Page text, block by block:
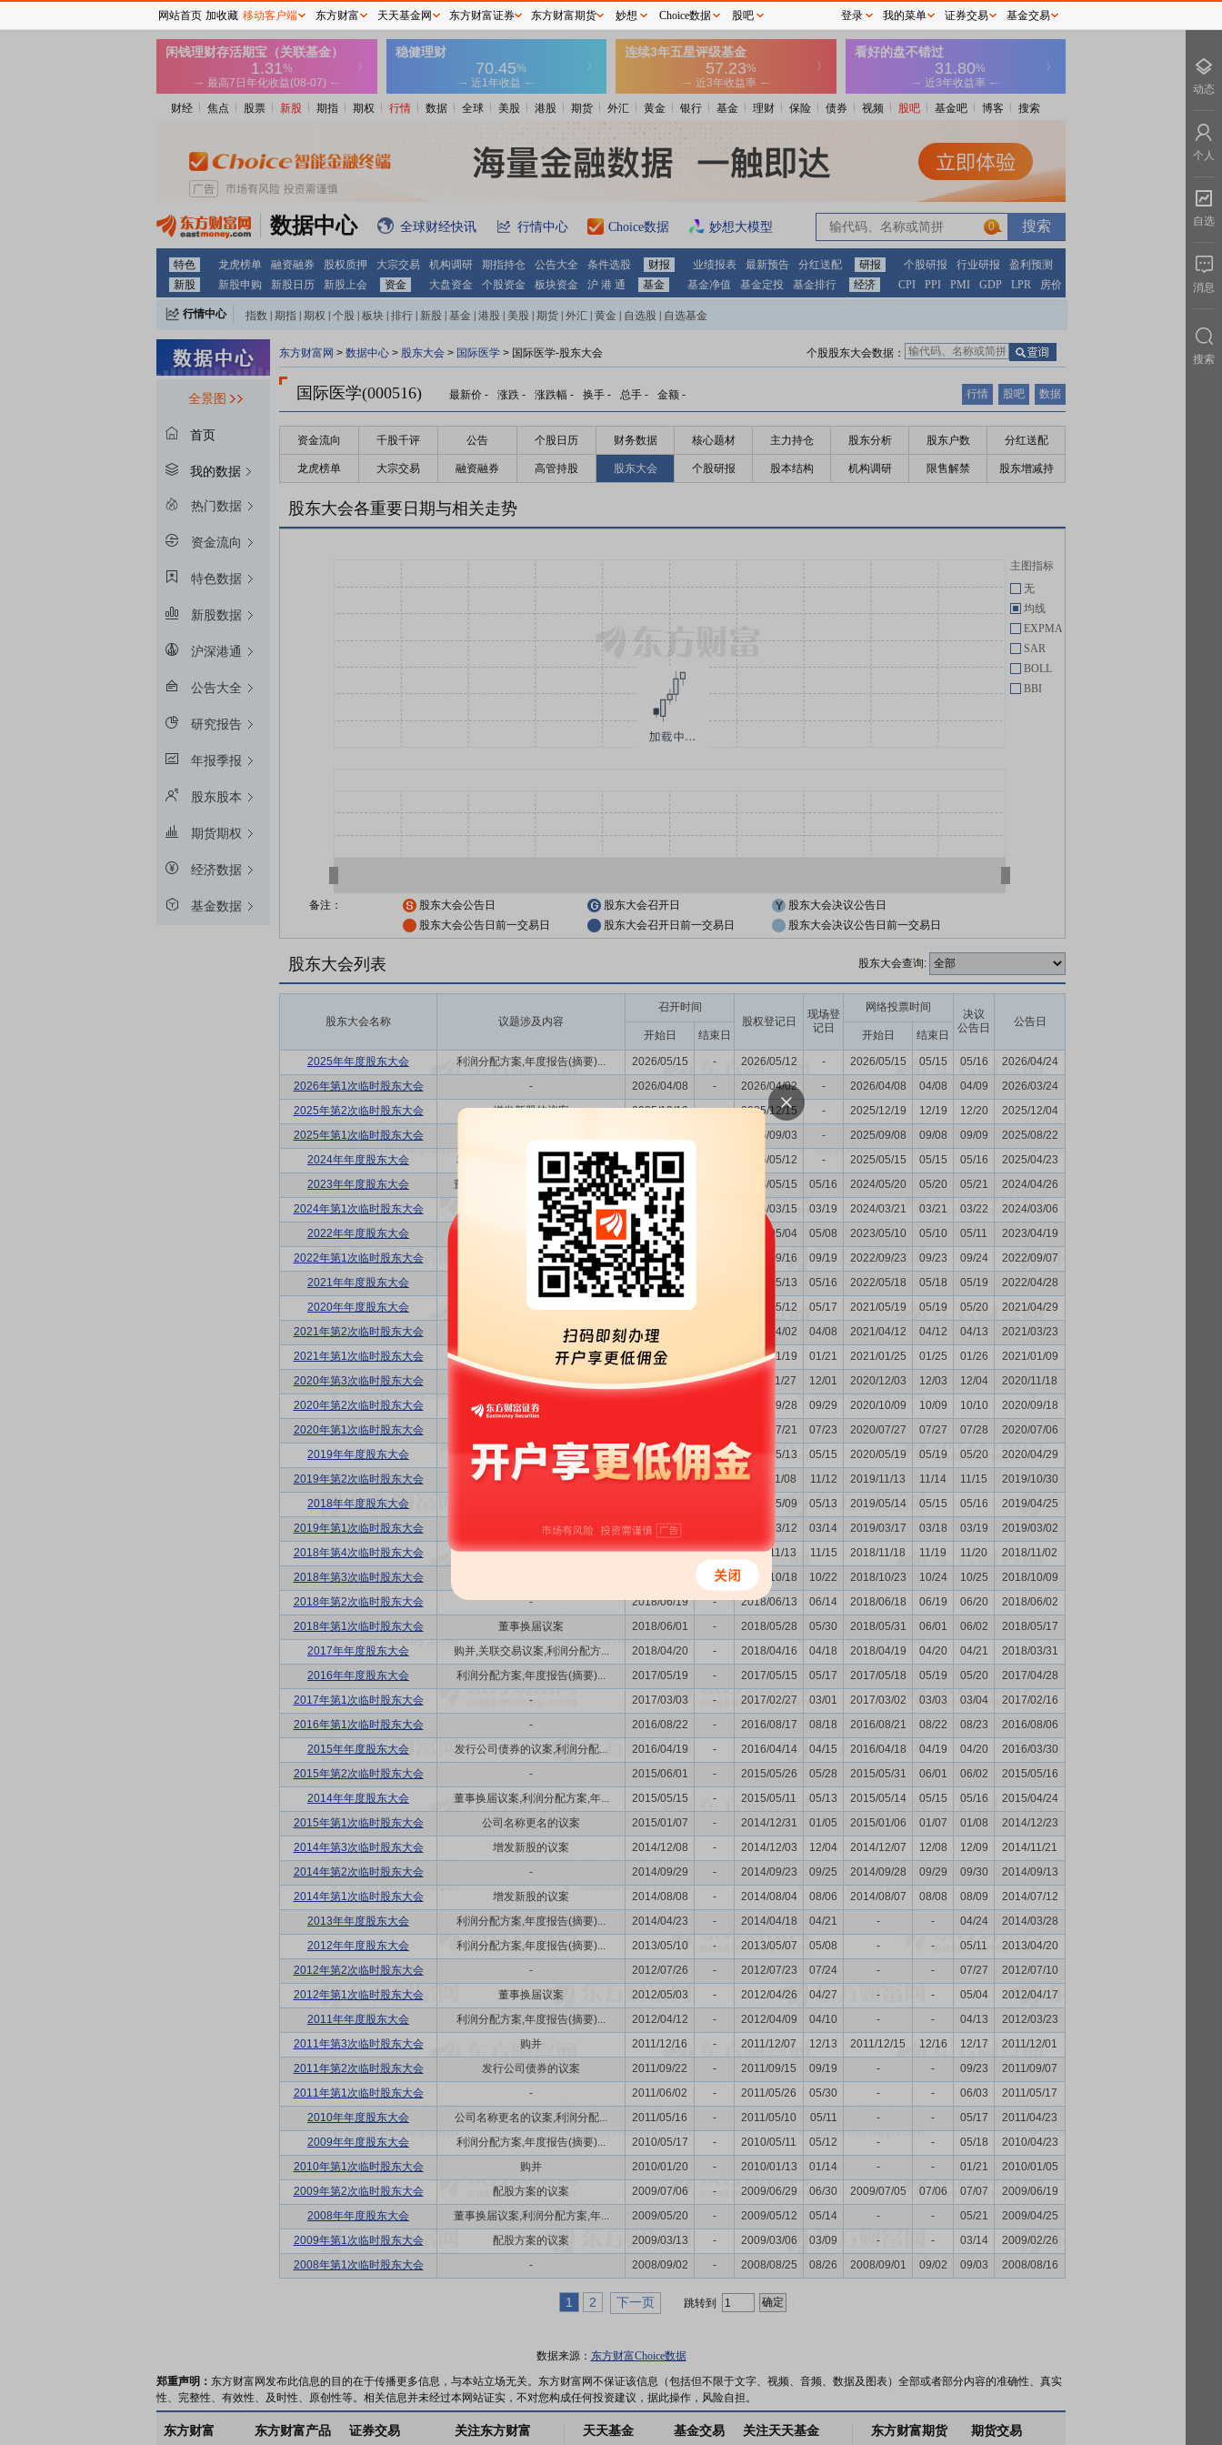
财经 焦点 股票 新股 期指 期权 行情 数据 全球 美股 港股 期货 外汇 黄金 银行 基金 理财 保险 债券 视频 股吧 基金吧 博客 搜索
数据中心 全球财经快讯 行情中心 Choice数据 妙想大模型 0
特色 龙虎榜单 融资融券 股权质押 大宗交易 机构调研 期指持仓 公告大全 条件选股 财报 业绩报表 最新预告 分红送配 研报 个股研报 行业研报
盈利预测
新股
新股申购 新股日历 新股上会 资金 大盘资金 个股资金 板块资金 沪 港 通 基金 基金净值 基金定投 基金排行 经济 CPI PPI PMI GDP LPR 房价
行情中心 指数 期指 期权 个股 板块 排行 新股 基金 港股 美股 期货 外汇 黄金 自选股 自选基金
全景图
首页
我的数据
热门数据
资金流向
特色数据
新股数据
沪深港通
公告大全
研究报告
年报季报
股东股本
期货期权
经济数据
基金数据
东方财富网 > 数据中心 > 股东大会 > 国际医学 > 国际医学-股东大会 个股股东大会数据：
国际医学(000516) 最新价 - 涨跌 - 涨跌幅 - 换手 - 总手 - 金额 - 行情 股吧 数据
资金流向 千股千评 公告 个股日历 财务数据 核心题材 主力持仓 股东分析 股东户数 分红送配
龙虎榜单 大宗交易 融资融券 高管持股 股东大会 个股研报 股本结构 机构调研 限售解禁 股东增减持
股东大会各重要日期与相关走势
主图指标
无
均线
EXPMA
SAR
BOLL
BBI
备注： 股东大会公告日 股东大会召开日
股东大会决议公告日
股东大会公告日前一交易日
股东大会召开日前一交易日 股东大会决议公告日前一交易日
股东大会列表 股东大会查询:
股东大会名称 议题涉及内容
召开时间
股权登记日
现场登
记日
网络投票时间
决议
公告日
公告日
开始日
结束日 开始日 结束日
2025年年度股东大会 利润分配方案,年度报告(摘要)... 2026/05/15 - 2026/05/12 - 2026/05/15 05/15 05/16
2026/04/24
2026年第1次临时股东大会
- 2026/04/08 - 2026/04/02 - 2026/04/08 04/08 04/09
2026/03/24
2025年第2次临时股东大会
增发新股的议案 2025/12/19 - 2025/12/15 - 2025/12/19 12/19 12/20
2025/12/04
2025年第1次临时股东大会
2025/09/03 - 2025/09/08 09/08 09/09
2025/08/22
2024年年度股东大会
利润分配方案,年度报告(摘要)... 2025/05/15 2025/05/12 - 2025/05/15 05/15 05/16
2025/04/23
2023年年度股东大会
董事换届议案,利润分配方案,年... 2024/05/20 2024/05/15 05/16 2024/05/20 05/20 05/21
2024/04/26
2024年第1次临时股东大会
2024/03/21 2024/03/15 03/19 2024/03/21 03/21 03/22
2024/03/06
2022年年度股东大会
利润分配方案,年度报告(摘要)... 2023/05/10 2023/05/04 05/08 2023/05/10 05/10 05/11
2023/04/19
2022年第1次临时股东大会
2022/09/23 2022/09/16 09/19 2022/09/23 09/23 09/24
2022/09/07
2021年年度股东大会
利润分配方案,年度报告(摘要)... 2022/05/18 2022/05/13 05/16 2022/05/18 05/18 05/19
2022/04/28
2020年年度股东大会
董事换届议案,利润分配方案,年... 2021/05/19 2021/05/12 05/17 2021/05/19 05/19 05/20
2021/04/29
2021年第2次临时股东大会
2021/04/12 2021/04/02 04/08 2021/04/12 04/12 04/13
2021/03/23
2021年第1次临时股东大会
2021/01/25 2021/01/19 01/21 2021/01/25 01/25 01/26
2021/01/09
2020年第3次临时股东大会
购并 2020/12/03 - 2020/11/27 12/01 2020/12/03 12/03 12/04
2020/11/18
2020年第2次临时股东大会
- 2020/09/28 09/29 2020/10/09 10/09 10/10
2020/09/18
2020年第1次临时股东大会
2020/07/21 07/23 2020/07/27 07/27 07/28
2020/07/06
2019年年度股东大会
利润分配方案,年度报告(摘要)... 2020/05/19 - 2020/05/13 05/15 2020/05/19 05/19 05/20
2020/04/29
2019年第2次临时股东大会
2019/11/14 - 2019/11/08 11/12 2019/11/13 11/14 11/15
2019/10/30
2018年年度股东大会
2019/05/09 05/13 2019/05/14 05/15 05/16
2019/04/25
2019年第1次临时股东大会
2019/03/18 2019/03/12 03/14 2019/03/17 03/18 03/19
2019/03/02
2018年第4次临时股东大会
- 2018/11/19 - 2018/11/13 11/15 2018/11/18 11/19 11/20
2018/11/02
2018年第3次临时股东大会
- 2018/10/18 10/22 2018/10/23 10/24 10/25
2018/10/09
2018年第2次临时股东大会
- 2018/06/19 - 2018/06/13 06/14 2018/06/18 06/19 06/20
2018/06/02
2018年第1次临时股东大会
董事换届议案 2018/06/01 - 2018/05/28 05/30 2018/05/31 06/01 06/02
2018/05/17
2017年年度股东大会
购并,关联交易议案,利润分配方... 2018/04/20 - 2018/04/16 04/18 2018/04/19 04/20 04/21
2018/03/31
2016年年度股东大会
利润分配方案,年度报告(摘要)... 2017/05/19 - 2017/05/15 05/17 2017/05/18 05/19 05/20
2017/04/28
2017年第1次临时股东大会
- 2017/03/03 - 2017/02/27 03/01 2017/03/02 03/03 03/04
2017/02/16
2016年第1次临时股东大会
- 2016/08/22 - 2016/08/17 08/18 2016/08/21 08/22 08/23
2016/08/06
2015年年度股东大会
发行公司债券的议案,利润分配... 2016/04/19 - 2016/04/14 04/15 2016/04/18 04/19 04/20
2016/03/30
2015年第2次临时股东大会
- 2015/06/01 - 2015/05/26 05/28 2015/05/31 06/01 06/02
2015/05/16
2014年年度股东大会
董事换届议案,利润分配方案,年... 2015/05/15 - 2015/05/11 05/13 2015/05/14 05/15 05/16
2015/04/24
2015年第1次临时股东大会
公司名称更名的议案 2015/01/07 - 2014/12/31 01/05 2015/01/06 01/07 01/08
2014/12/23
2014年第3次临时股东大会
增发新股的议案 2014/12/08 - 2014/12/03 12/04 2014/12/07 12/08 12/09
2014/11/21
2014年第2次临时股东大会
- 2014/09/29 - 2014/09/23 09/25 2014/09/28 09/29 09/30
2014/09/13
2014年第1次临时股东大会
增发新股的议案 2014/08/08 - 2014/08/04 08/06 2014/08/07 08/08 08/09
2014/07/12
2013年年度股东大会
利润分配方案,年度报告(摘要)... 2014/04/23 - 2014/04/18 04/21 - - 04/24
2014/03/28
2012年年度股东大会
利润分配方案,年度报告(摘要)... 2013/05/10 - 2013/05/07 05/08 - - 05/11
2013/04/20
2012年第2次临时股东大会
- 2012/07/26 - 2012/07/23 07/24 - - 07/27
2012/07/10
2012年第1次临时股东大会
董事换届议案 2012/05/03 - 2012/04/26 04/27 - - 05/04
2012/04/17
2011年年度股东大会
利润分配方案,年度报告(摘要)... 2012/04/12 - 2012/04/09 04/10 - - 04/13
2012/03/23
2011年第3次临时股东大会
购并 2011/12/16 - 2011/12/07 12/13 2011/12/15 12/16 12/17
2011/12/01
2011年第2次临时股东大会
发行公司债券的议案 2011/09/22 - 2011/09/15 09/19 - - 09/23
2011/09/07
2011年第1次临时股东大会
- 2011/06/02 - 2011/05/26 05/30 - - 06/03
2011/05/17
2010年年度股东大会
公司名称更名的议案,利润分配... 2011/05/16 - 2011/05/10 05/11 - - 05/17
2011/04/23
2009年年度股东大会
利润分配方案,年度报告(摘要)... 2010/05/17 - 2010/05/11 05/12 - - 05/18
2010/04/23
2010年第1次临时股东大会
购并 2010/01/20 - 2010/01/13 01/14 - - 01/21
2010/01/05
2009年第2次临时股东大会
配股方案的议案 2009/07/06 - 2009/06/29 06/30 2009/07/05 07/06 07/07
2009/06/19
2008年年度股东大会
董事换届议案,利润分配方案,年... 2009/05/20 - 2009/05/12 05/14 - - 05/21
2009/04/25
2009年第1次临时股东大会
配股方案的议案 2009/03/13 - 2009/03/06 03/09 - - 03/14
2009/02/26
2008年第1次临时股东大会
- 2008/09/02 - 2008/08/25 08/26 2008/09/01 09/02 09/03 2008/08/16
1 2 下一页 跳转到
数据来源： 东方财富Choice数据
郑重声明： 东方财富网发布此信息的目的在于传播更多信息，与本站立场无关。东方财富网不保证该信息（包括但不限于文字、视频、音频、数据及图表）全部或者部分内容的准确性、真实
性、完整性、有效性、及时性、原创性等。相关信息并未经过本网站证实，不对您构成任何投资建议，据此操作，风险自担。
东方财富 东方财富产品 证券交易 关注东方财富 天天基金 基金交易 关注天天基金 东方财富期货 期货交易
网站首页 加收藏 移动客户端 东方财富 天天基金网 东方财富证券 东方财富期货 妙想 Choice数据 股吧 登录 我的菜单 证券交易 基金交易
动态
个人
自选
消息
搜索